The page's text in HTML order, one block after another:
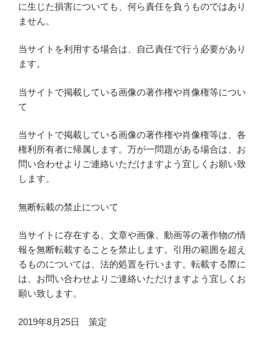
に生じた損害についても、何ら責任を負うものではあり
ません。
当サイトを利用する場合は、自己責任で行う必要があり
ます。
当サイトで掲載している画像の著作権や肖像権等につい
て
当サイトで掲載している画像の著作権や肖像権等は、各
権利所有者に帰属します。万が一問題がある場合は、お
問い合わせよりご連絡いただけますよう宜しくお願い致
します。
無断転載の禁止について
当サイトに存在する、文章や画像、動画等の著作物の情
報を無断転載することを禁止します。引用の範囲を超え
るものについては、法的処置を行います。転載する際に
は、お問い合わせよりご連絡いただけますよう宜しくお
願い致します。
2019年8月25日 策定